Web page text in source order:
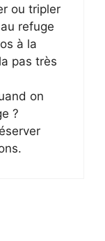
ou tripler
refuge
à la
pas très
on
?